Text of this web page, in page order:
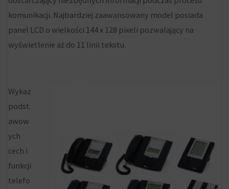
komunikacji. Najbardziej zaawansowany model posiada
panel LCD o wielkości 144 x 128 pixeli pozwalający na
wyświetlenie aż do 11 linii tekstu.
Wykaz
podst
awow
ych
cech i
funkcji
telefo
plików
cookie,
zbierane
dane
przechowywania
lub
udostępniania
Twoich
informacji.
Wyjaśnia
również,